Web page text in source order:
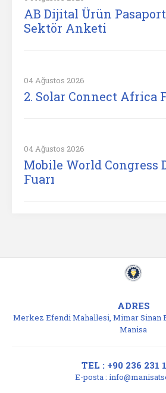
AB Dijital Ürün
Sektör Anketi
04 Ağustos 2026
2. Solar Connect Africa
04 Ağustos 2026
Mobile World Congress
Fuarı
ADRES
Merkez Efendi Mahallesi, Mimar Sinan
Manisa
TEL : +90 236 231
E-posta :